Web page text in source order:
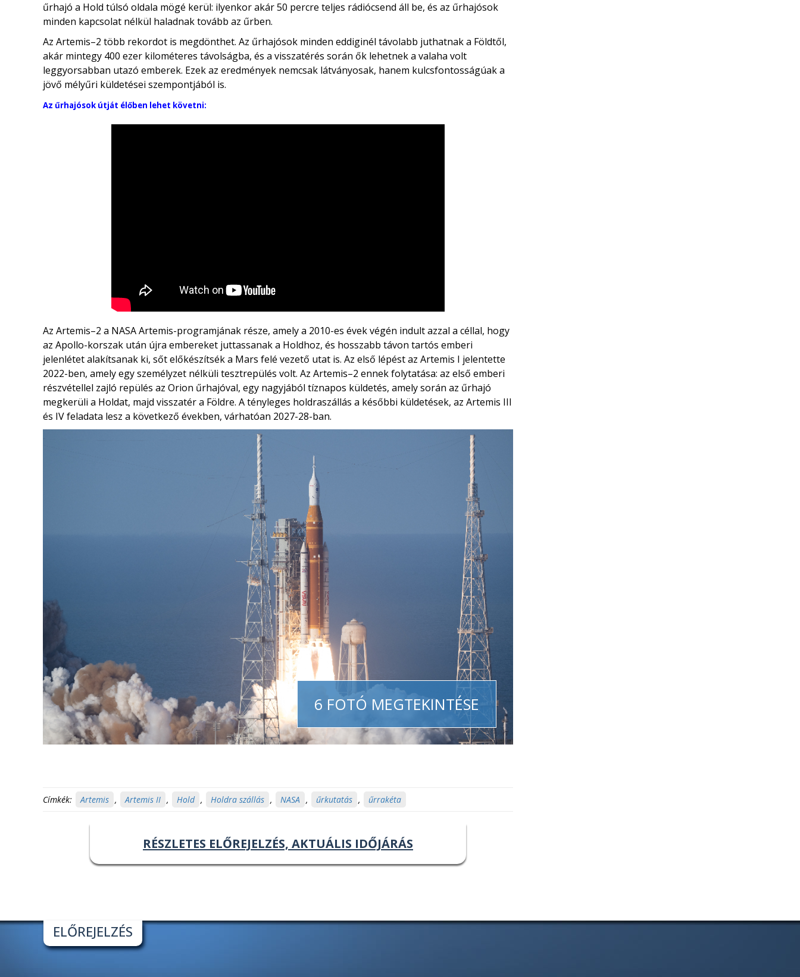
űrhajó a Hold túlsó oldala mögé kerül: ilyenkor akár 50 percre teljes rádiócsend áll be, és az űrhajósok
minden kapcsolat nélkül haladnak tovább az űrben.
Az Artemis–2 több rekordot is megdönthet. Az űrhajósok minden eddiginél távolabb juthatnak a Földtől,
akár mintegy 400 ezer kilométeres távolságba, és a visszatérés során ők lehetnek a valaha volt
leggyorsabban utazó emberek. Ezek az eredmények nemcsak látványosak, hanem kulcsfontosságúak a
jövő mélyűri küldetései szempontjából is.
Az űrhajósok útját élőben lehet követni:
Az Artemis–2 a NASAArtemis-programjának része, amely a 2010-es évek végén indult azzal a céllal, hogy
az Apollo-korszak után újra embereket juttassanak a Holdhoz, és hosszabb távon tartós emberi
jelenlétet alakítsanak ki, sőt előkészítsék a Mars felé vezető utat is. Az első lépést az Artemis I jelentette
2022-ben, amely egy személyzet nélküli tesztrepülés volt. Az Artemis–2 ennek folytatása: az első emberi
részvétellel zajló repülés az Orion űrhajóval, egy nagyjából tíznapos küldetés, amely során az űrhajó
megkerüli a Holdat, majd visszatér a Földre. A tényleges holdraszállás a későbbi küldetések, az Artemis III
és IVfeladata lesz a következő években, várhatóan 2027-28-ban.
6 FOTÓ MEGTEKINTÉSE
Címkék: Artemis , Artemis II , Hold , Holdra szállás , NASA , űrkutatás , űrrakéta
RÉSZLETES ELŐREJELZÉS, AKTUÁLIS IDŐJÁRÁS
ELŐREJELZÉS